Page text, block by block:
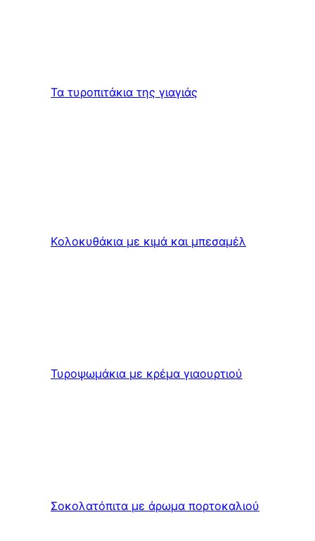
Τα τυροπιτάκια της γιαγιάς
Κολοκυθάκια με κιμά και μπεσαμέλ
Τυροψωμάκια με κρέμα γιαουρτιού
Σοκολατόπιτα με άρωμα πορτοκαλιού